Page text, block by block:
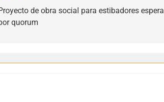
de obra social para estibadores espera
quorum